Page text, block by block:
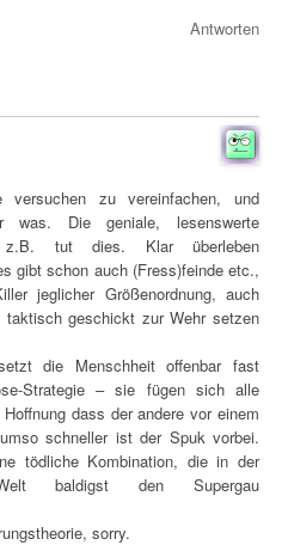
Antworten
zu vereinfachen, und
was. Die geniale, lesenswerte
z.B. tut dies. Klar überleben
gibt schon auch (Fress)feinde etc.,
jeglicher Größenordnung, auch
geschickt zur Wehr setzen
die Menschheit offenbar fast
Strategie – sie fügen sich alle
dass der andere vor einem
schneller ist der Spuk vorbei.
tödliche Kombination, die in der
baldigst den Supergau
sorry.